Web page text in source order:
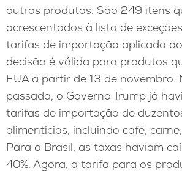
outros produtos. São 249 itens
acrescentados à lista de
tarifas de importação aplicado
decisão é válida para produtos
EUA a partir de 13 de novembro.
passada, o Governo Trump já
tarifas de importação de
alimentícios, incluindo café,
Para o Brasil, as taxas haviam
40%. Agora, a tarifa para os